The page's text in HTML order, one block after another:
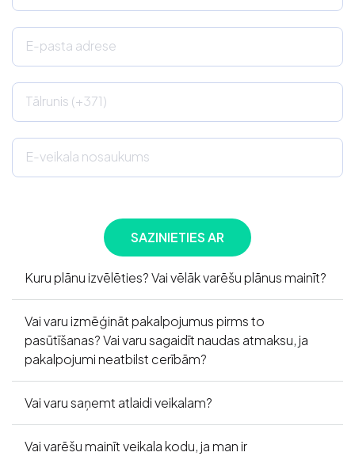
E-pasta adrese
Tālrunis (+371)
E-veikala nosaukums
Kuru plānu izvēlēties? Vai vēlāk varēšu plānus mainīt?
Vai varu izmēģināt pakalpojumus pirms to
pasūtīšanas? Vai varu sagaidīt naudas atmaksu, ja
pakalpojumi neatbilst cerībām?
Vai varu saņemt atlaidi veikalam?
Vai varēšu mainīt veikala kodu, ja man ir